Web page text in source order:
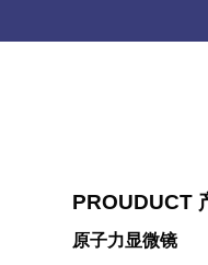
PROUDUCT
原子力显微镜